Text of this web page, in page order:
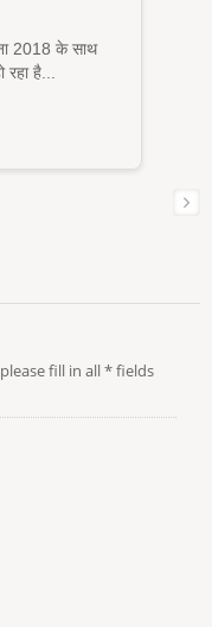
2018 के साथ
रहा है...